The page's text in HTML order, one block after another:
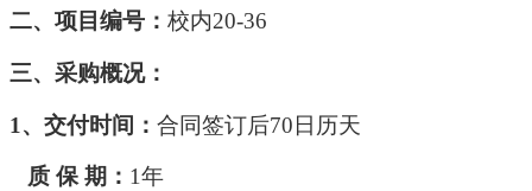
二、项目编号 ： 校内20-36
三、 采购概况：
1、交付时间： 合同签订后70日历天
质 保 期： 1年